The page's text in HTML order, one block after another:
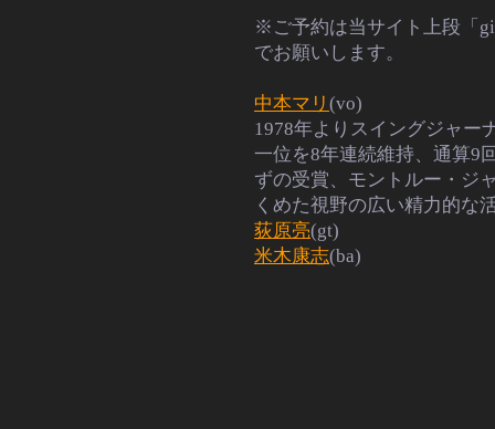
※ご予約は当サイト上段「
でお願いします。
中本マリ (vo)
1978年よりスイングジャー
一位を8年連続維持、通算9
ずの受賞、モントルー・ジ
くめた視野の広い精力的な
荻原亮(gt)
米木康志(ba)